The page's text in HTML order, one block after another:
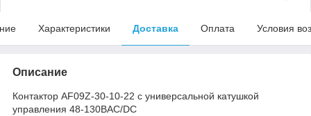
Характеристики Доставка Оплата Условия
Описание
Контактор AF09Z-30-10-22 с универсальной катушкой
управления 48-130BAC/DC